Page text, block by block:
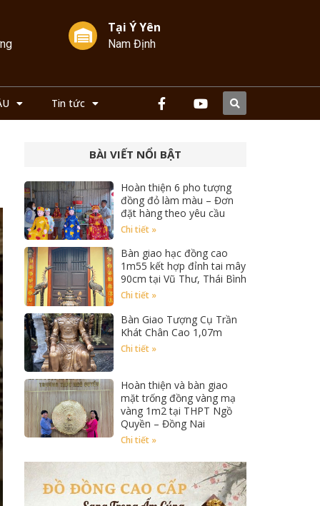
Tại Ý Yên
Nam Định
Tin tức
BÀI VIẾT NỔI BẬT
Hoàn thiện 6 pho tượng
đồng đỏ làm màu – Đơn
đặt hàng theo yêu cầu
Chi tiết »
Bàn giao hạc đồng cao
1m55 kết hợp đỉnh tai mây
90cm tại Vũ Thư, Thái Bình
Chi tiết »
Bàn Giao Tượng Cụ Trần
Khát Chân Cao 1,07m
Chi tiết »
Hoàn thiện và bàn giao
mặt trống đồng vàng mạ
vàng 1m2 tại THPT Ngồ
Quyền – Đồng Nai
Chi tiết »